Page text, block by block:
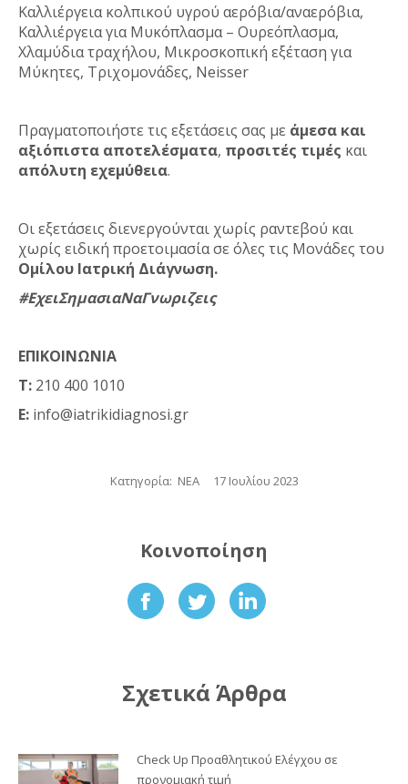
Καλλιέργεια κολπικού υγρού αερόβια/αναερόβια,
Καλλιέργεια για Μυκόπλασμα – Ουρεόπλασμα,
Χλαμύδια τραχήλου, Μικροσκοπική εξέταση για
Μύκητες, Τριχομονάδες, Neisser
Πραγματοποιήστε τις εξετάσεις σας με άμεσα και
αξιόπιστα αποτελέσματα, προσιτές τιμές και
απόλυτη εχεμύθεια.
Οι εξετάσεις διενεργούνται χωρίς ραντεβού και
χωρίς ειδική προετοιμασία σε όλες τις Μονάδες του
Ομίλου Ιατρική Διάγνωση.
#ΕχειΣημασιαΝαΓνωριζεις
ΕΠΙΚΟΙΝΩΝΙΑ
Τ: 210 400 1010
E: info@iatrikidiagnosi.gr
Κατηγορία: ΝΕΑ 17 Ιουλίου 2023
Κοινοποίηση
ShareShareShare
Σχετικά Άρθρα
Check Up Προαθλητικού Ελέγχου σε
προνομιακή τιμή